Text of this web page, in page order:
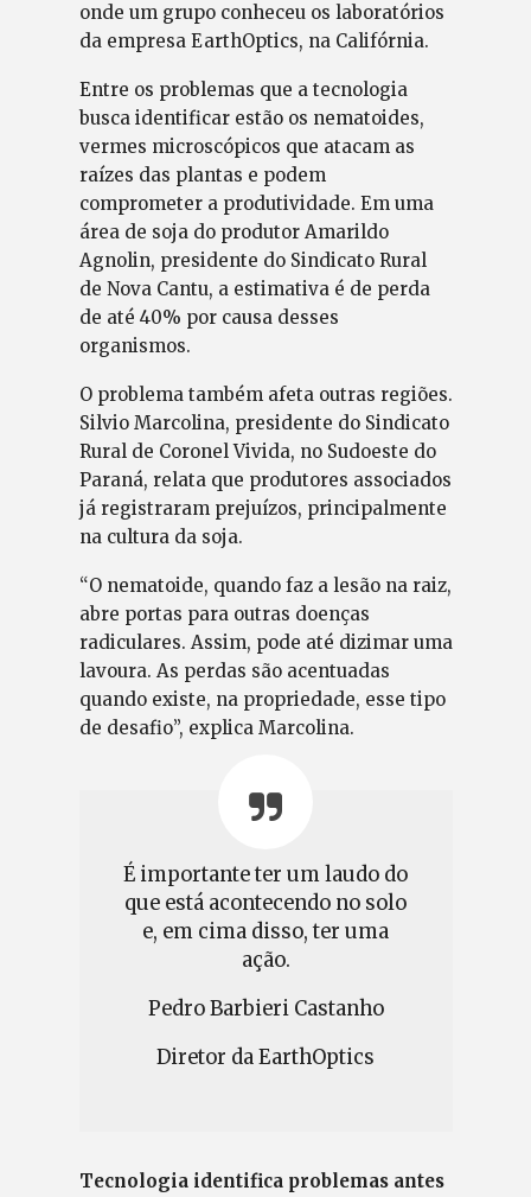
onde um grupo conheceu os laboratórios
da empresa EarthOptics, na Califórnia.
Entre os problemas que a tecnologia
busca identificar estão os nematoides,
vermes microscópicos que atacam as
raízes das plantas e podem
comprometer a produtividade. Em uma
área de soja do produtor Amarildo
Agnolin, presidente do Sindicato Rural
de Nova Cantu, a estimativa é de perda
de até 40% por causa desses
organismos.
O problema também afeta outras regiões.
Silvio Marcolina, presidente do Sindicato
Rural de Coronel Vivida, no Sudoeste do
Paraná, relata que produtores associados
já registraram prejuízos, principalmente
na cultura da soja.
“O nematoide, quando faz a lesão na raiz,
abre portas para outras doenças
radiculares. Assim, pode até dizimar uma
lavoura. As perdas são acentuadas
quando existe, na propriedade, esse tipo
de desafio”, explica Marcolina.
É importante ter um laudo do
que está acontecendo no solo
e, em cima disso, ter uma
ação.
Pedro Barbieri Castanho
Diretor da EarthOptics
Tecnologia identifica problemas antes